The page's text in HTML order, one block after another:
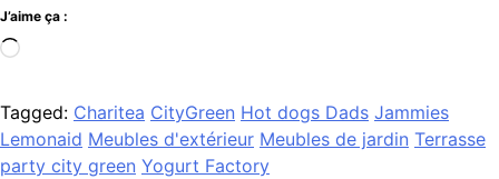
J’aime ça :
Chargement…
Tagged: Charitea CityGreen Hot dogs Dads Jammies
Lemonaid Meubles d'extérieur Meubles de jardin Terrasse
party city green Yogurt Factory